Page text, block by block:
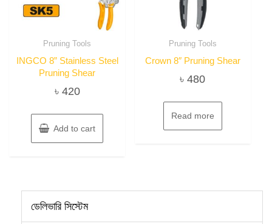
Pruning Tools
INGCO 8” Stainless Steel
Pruning Shear
৳ 420
Add to cart
Pruning Tools
Crown 8″ Pruning Shear
৳480
Read more
ডেলিভারি সিস্টেম